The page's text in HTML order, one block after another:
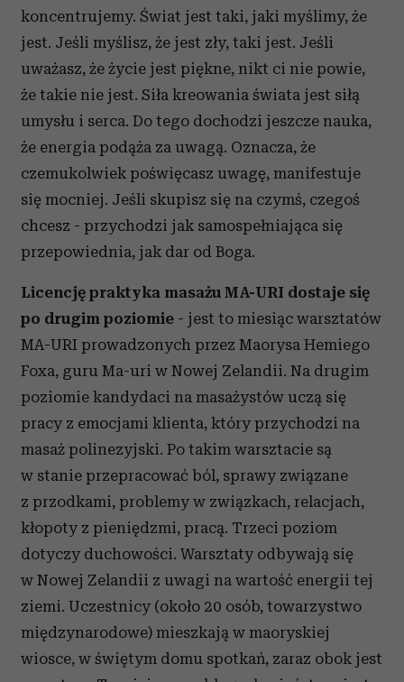
koncentrujemy. Świat jest taki, jaki myślimy, że
jest. Jeśli myślisz, że jest zły, taki jest. Jeśli
uważasz, że życie jest piękne, nikt ci nie powie,
że takie nie jest. Siła kreowania świata jest siłą
umysłu i serca. Do tego dochodzi jeszcze nauka,
że energia podąża za uwagą. Oznacza, że
czemukolwiek poświęcasz uwagę, manifestuje
się mocniej. Jeśli skupisz się na czymś, czegoś
chcesz - przychodzi jak samospełniająca się
przepowiednia, jak dar od Boga.
Licencję praktyka masażu MA-URI dostaje się
po drugim poziomie - jest to miesiąc warsztatów
MA-URI prowadzonych przez Maorysa Hemiego
Foxa, guru Ma-uri w Nowej Zelandii. Na drugim
poziomie kandydaci na masażystów uczą się
pracy z emocjami klienta, który przychodzi na
masaż polinezyjski. Po takim warsztacie są
w stanie przepracować ból, sprawy związane
z przodkami, problemy w związkach, relacjach,
kłopoty z pieniędzmi, pracą. Trzeci poziom
dotyczy duchowości. Warsztaty odbywają się
w Nowej Zelandii z uwagi na wartość energii tej
ziemi. Uczestnicy (około 20 osób, towarzystwo
międzynarodowe) mieszkają w maoryskiej
wiosce, w świętym domu spotkań, zaraz obok jest